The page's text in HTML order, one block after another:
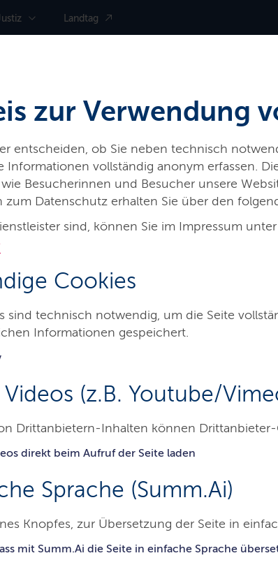
zur Verwendung
entscheiden, ob Sie neben technisch
Informationen vollständig anonym erfassen.
Besucherinnen und Besucher unsere
zum Datenschutz erhalten Sie über den
sind, können Sie im Impressum
Cookies
sind technisch notwendig, um die Seite
Informationen gespeichert.
(z.B. Youtube/
Drittanbietern-Inhalten können
direkt beim Aufruf der Seite laden
Sprache (Summ.Ai)
Knopfes, zur Übersetzung der Seite in
mit Summ.Ai die Seite in einfache Sprache
Landtag
Land & Leute
Bahnstationen in Schwarzenbek, Müssen und Büchen
von
in Schwarzenbek,
den Bahnhof Schwarzenbek